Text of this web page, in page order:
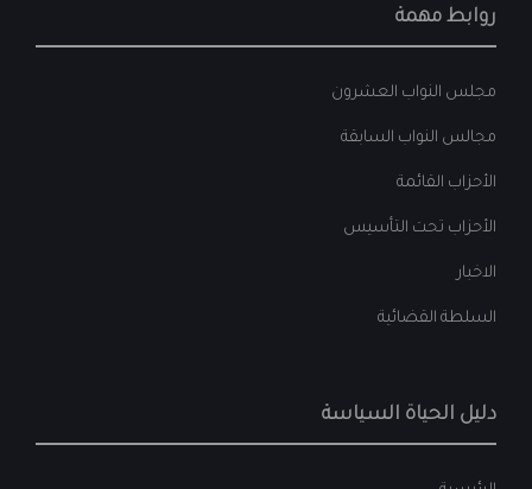
روابط مهمة
مجلس النواب العشرون
مجالس النواب السابقة
الأحزاب القائمة
الأحزاب تحت التأسيس
الاخبار
السلطة القضائية
دليل الحياة السياسة